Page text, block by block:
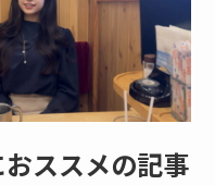
ススメの記事